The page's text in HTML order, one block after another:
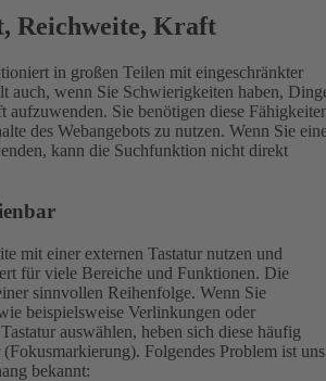
Reichweite, Kraft
in großen Teilen mit eingeschränkter
auch, wenn Sie Schwierigkeiten haben,
aufzuwenden. Sie benötigen diese
des Webangebots zu nutzen. Wenn Sie
kann die Suchfunktion nicht direkt
mit einer externen Tastatur nutzen und
für viele Bereiche und Funktionen. Die
sinnvollen Reihenfolge. Wenn Sie
beispielsweise Verlinkungen oder
auswählen, heben sich diese häufig
Folgendes Problem ist uns
bekannt: